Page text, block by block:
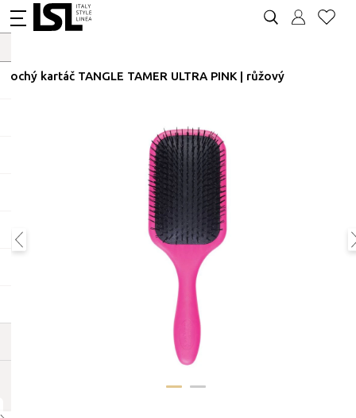
Plochý kartáč TANGLE TAMER ULTRA PINK | růžový